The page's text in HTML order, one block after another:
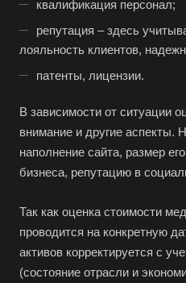
квалификация персонал;
репутация – здесь
лояльность клиентов,
патенты, лицензии.
В зависимости от ситуации
внимание и другие аспекты.
наполнение сайта, размер
бизнеса, репутацию в
Так как оценка стоимости
проводится на конкретную
активов корректируется с
(состояние отрасли и
Абакан
Абдулино
Абинск
Азов
Аксай
Алушта
Ангарск
Анжеро-Судженск